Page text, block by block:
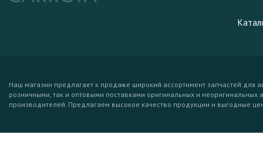
Наш магазин предлагает к продаже широкий ассортимент запчастей для
розничными, так и оптовыми поставками оригинальных и неоригинальных
производителей. Предлагаем высокое качество продукции и выгодные